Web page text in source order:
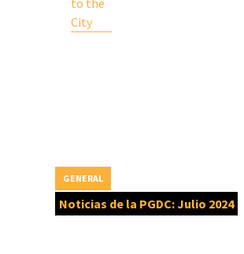
City
Noticias de la PGDC: Julio 2024
GENERAL